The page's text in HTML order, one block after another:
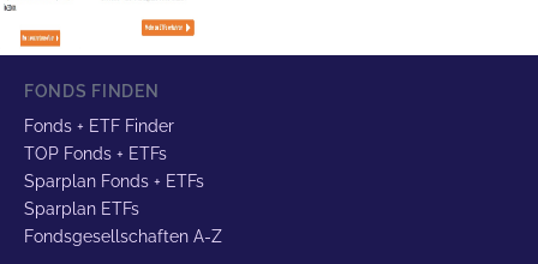
FONDS FINDEN
Fonds + ETF Finder
TOP Fonds + ETFs
Sparplan Fonds + ETFs
Sparplan ETFs
Fondsgesellschaften A-Z